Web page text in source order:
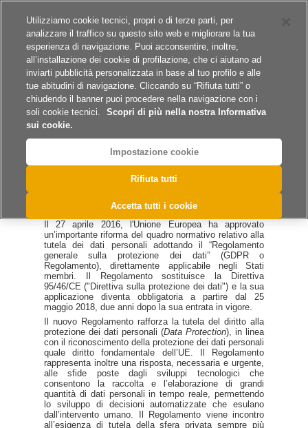
A
Protezione dati personali
Il 27 aprile 2016, l'Unione Europea ha approvato
un’importante riforma del quadro normativo relativo alla
tutela dei dati personali adottando il “Regolamento
generale sulla protezione dei dati” (GDPR o
Regolamento), direttamente applicabile negli Stati
membri. Il Regolamento sostituisce la Direttiva
95/46/CE ("Direttiva sulla protezione dei dati") e la sua
applicazione diventa obbligatoria a partire dal 25
maggio 2018, due anni dopo la sua entrata in vigore.
Il nuovo Regolamento rafforza la tutela del diritto alla
protezione dei dati personali (Data Protection), in linea
con il riconoscimento della protezione dei dati personali
quale diritto fondamentale dell’UE. Il Regolamento
rappresenta inoltre una risposta, necessaria e urgente,
alle sfide poste dagli sviluppi tecnologici che
consentono la raccolta e l’elaborazione di grandi
quantità di dati personali in tempo reale, permettendo
lo sviluppo di decisioni automatizzate che esulano
dall’intervento umano. Il Regolamento viene incontro
all’esigenza di tutela della sfera privata sempre più
Utilizziamo cookie tecnici, propri o di terze parti, per
analizzare il traffico su questo sito web e migliorare la tua
esperienza di navigazione. Puoi acconsentire, inoltre,
all’installazione dei cookie di profilazione, che ci aiutano ad
inviarti pubblicità personalizzata in base al tuo profilo e alle
tue abitudini di navigazione. Cliccando su “Rifiuta tutti” o
chiudendo il banner puoi procedere nella navigazione con i
soli cookie tecnici.
Scopri di più nella nostra Informativa
sui cookie.
Impostazione cookie
Rifiuta tutti
Accetta tutti i cookie